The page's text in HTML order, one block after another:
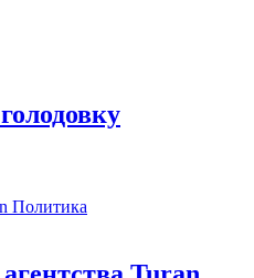
Политика